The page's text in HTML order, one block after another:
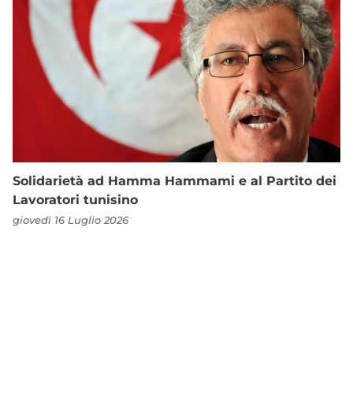
Solidarietà ad Hamma Hammami e al Partito dei
Lavoratori tunisino
giovedì 16 Luglio 2026